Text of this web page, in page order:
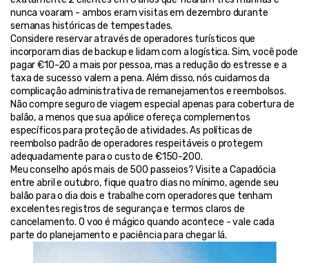
nunca voaram - ambos eram visitas em dezembro durante
semanas históricas de tempestades.
Considere reservar através de operadores turísticos que
incorporam dias de backup e lidam com a logística. Sim, você pode
pagar €10-20 a mais por pessoa, mas a redução do estresse e a
taxa de sucesso valem a pena. Além disso, nós cuidamos da
complicação administrativa de remanejamentos e reembolsos.
Não compre seguro de viagem especial apenas para cobertura de
balão, a menos que sua apólice ofereça complementos
específicos para proteção de atividades. As políticas de
reembolso padrão de operadores respeitáveis o protegem
adequadamente para o custo de €150-200.
Meu conselho após mais de 500 passeios? Visite a Capadócia
entre abril e outubro, fique quatro dias no mínimo, agende seu
balão para o dia dois e trabalhe com operadores que tenham
excelentes registros de segurança e termos claros de
cancelamento. O voo é mágico quando acontece - vale cada
parte do planejamento e paciência para chegar lá.